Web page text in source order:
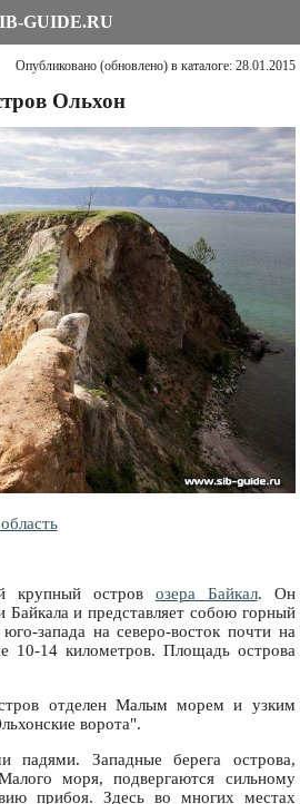
GUIDE.RU
Опубликовано (обновлено) в каталоге: 28.01.2015
Ольхон
крупный остров озера Байкал. Он
Байкала и представляет собою горный
запада на северо-восток почти на
10-14 километров. Площадь острова
отделен Малым морем и узким
ворота".
падями. Западные берега острова,
моря, подвергаются сильному
прибоя. Здесь во многих местах